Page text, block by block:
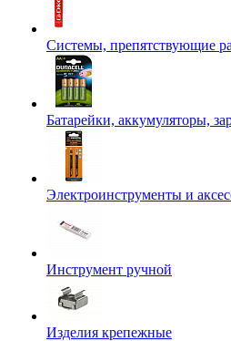
Системы, препятствующие
Батарейки, аккумуляторы,
Электроинструменты и
Инструмент ручной
Изделия крепежные